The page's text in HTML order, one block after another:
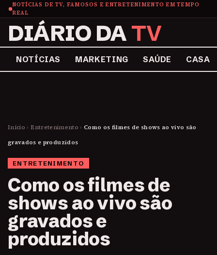
NOTÍCIAS DE TV, FAMOSOS E ENTRETENIMENTO EM TEMPO
REAL
DIÁRIO DATV
NOTÍCIAS MARKETING SAÚDE CASA
Início › Entretenimento › Como os filmes de shows ao vivo são
gravados e produzidos
ENTRETENIMENTO
Como os filmes de
shows ao vivo são
gravados e
produzidos